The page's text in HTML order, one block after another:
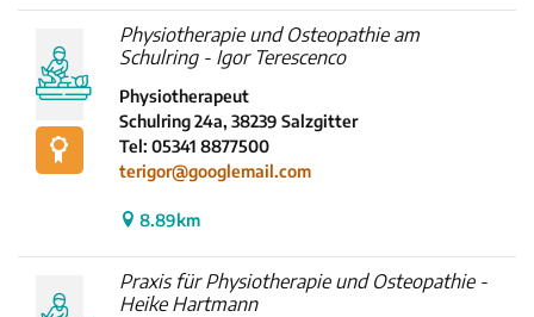
Physiotherapie und Osteopathie am
Schulring - Igor Terescenco
Physiotherapeut
Schulring 24a, 38239 Salzgitter
Tel: 05341 8877500
terigor@googlemail.com
8.89km
Praxis für Physiotherapie und Osteopathie -
Heike Hartmann